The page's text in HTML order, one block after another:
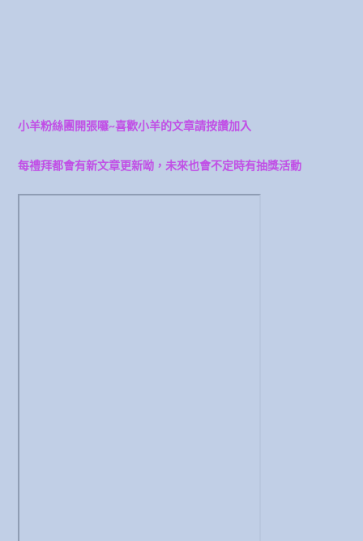
小羊粉絲團開張囉~喜歡小羊的文章請按讚加入
每禮拜都會有新文章更新呦，未來也會不定時有抽獎活動